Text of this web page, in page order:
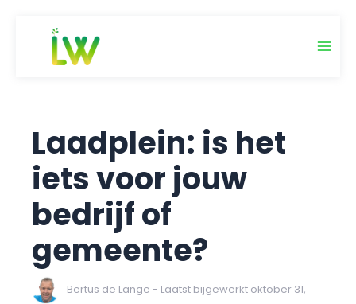
inhoud
Laadplein: is het
iets voor jouw
bedrijf of
gemeente?
Bertus de Lange - Laatst bijgewerkt oktober 31,